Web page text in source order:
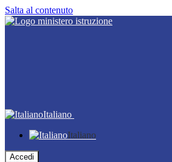
Salta al contenuto
Italiano
Italiano
Accedi